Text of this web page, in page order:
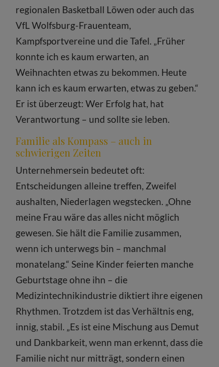
regionalen Basketball Löwen oder auch das
VfL Wolfsburg-Frauenteam,
Kampfsportvereine und die Tafel. „Früher
konnte ich es kaum erwarten, an
Weihnachten etwas zu bekommen. Heute
kann ich es kaum erwarten, etwas zu geben.“
Er ist überzeugt: Wer Erfolg hat, hat
Verantwortung – und sollte sie leben.
Familie als Kompass – auch in
schwierigen Zeiten
Unternehmersein bedeutet oft:
Entscheidungen alleine treffen, Zweifel
aushalten, Niederlagen wegstecken. „Ohne
meine Frau wäre das alles nicht möglich
gewesen. Sie hält die Familie zusammen,
wenn ich unterwegs bin – manchmal
monatelang.“ Seine Kinder feierten manche
Geburtstage ohne ihn – die
Medizintechnikindustrie diktiert ihre eigenen
Rhythmen. Trotzdem ist das Verhältnis eng,
innig, stabil. „Es ist eine Mischung aus Demut
und Dankbarkeit, wenn man erkennt, dass die
Familie nicht nur mitträgt, sondern einen